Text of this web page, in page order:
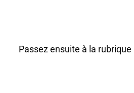
Passez ensuite à la rubrique